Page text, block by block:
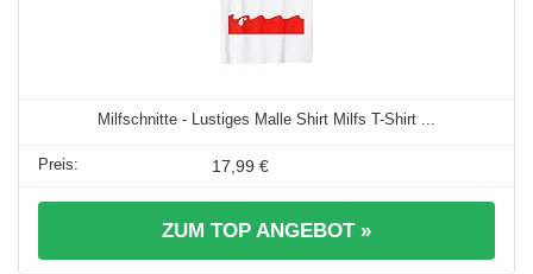
Milfschnitte - Lustiges Malle Shirt Milfs T-Shirt ...
17,99 €
ZUM TOP ANGEBOT »